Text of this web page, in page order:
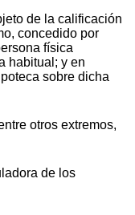
de la calificación
concedido por
física
habitual; y en
sobre dicha
otros extremos,
de los